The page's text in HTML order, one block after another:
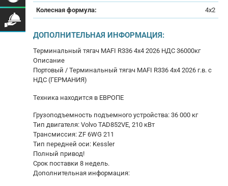
Колесная формула: 4x2
ДОПОЛНИТЕЛЬНАЯ ИНФОРМАЦИЯ:
Терминальный тягач MAFI R336 4x4 2026 НДС 36000кг
Описание
Портовый / Терминальный тягач MAFI R336 4x4 2026 г.в. с
НДС (ГЕРМАНИЯ)
Техника нaxoдитcя в ЕВРОПЕ
Грузоподъемность подъемного устройства: 36 000 кг
Тип двигателя: Volvo TAD852VE, 210 кВт
Трансмиссия: ZF 6WG 211
Тип передней оси: Kessler
Полный привод!
Срок поставки 8 недель.
Дополнительная информация: